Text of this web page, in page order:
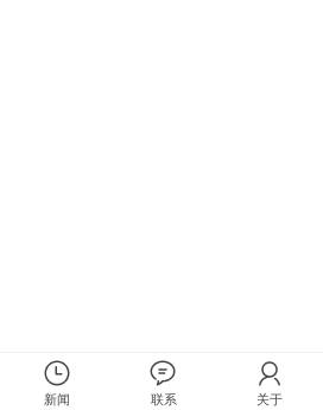
新闻 联系 关于